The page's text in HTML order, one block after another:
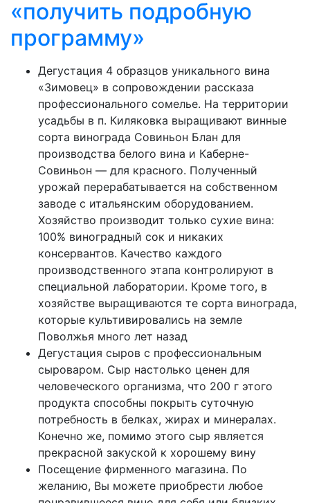
«получить подробную
программу»
Дегустация 4 образцов уникального вина
«Зимовец» в сопровождении рассказа
профессионального сомелье. На территории
усадьбы в п. Киляковка выращивают винные
сорта винограда Совиньон Блан для
производства белого вина и Каберне-
Совиньон — для красного. Полученный
урожай перерабатывается на собственном
заводе с итальянским оборудованием.
Хозяйство производит только сухие вина:
100% виноградный сок и никаких
консервантов. Качество каждого
производственного этапа контролируют в
специальной лаборатории. Кроме того, в
хозяйстве выращиваются те сорта винограда,
которые культивировались на земле
Поволжья много лет назад
Дегустация сыров с профессиональным
сыроваром. Сыр настолько ценен для
человеческого организма, что 200 г этого
продукта способны покрыть суточную
потребность в белках, жирах и минералах.
Конечно же, помимо этого сыр является
прекрасной закуской к хорошему вину
Посещение фирменного магазина. По
желанию, Вы можете приобрести любое